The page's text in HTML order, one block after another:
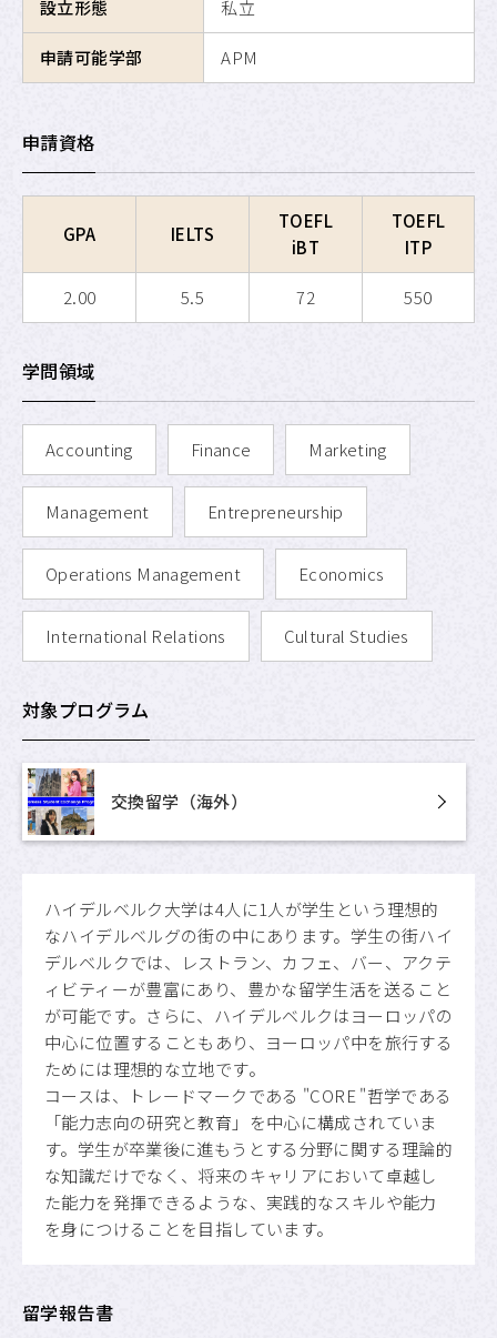
設立形態 私立
申請可能学部 APM
申請資格
GPA IELTS
TOEFL
iBT
TOEFL
ITP
2.00 5.5 72 550
学問領域
Accounting Finance Marketing
Management Entrepreneurship
Operations Management Economics
International Relations Cultural Studies
対象プログラム
交換留学（海外）
ハイデルベルク大学は4人に1人が学生という理想的
なハイデルベルグの街の中にあります。学生の街ハイ
デルベルクでは、レストラン、カフェ、バー、アクテ
ィビティーが豊富にあり、豊かな留学生活を送ること
が可能です。さらに、ハイデルベルクはヨーロッパの
中心に位置することもあり、ヨーロッパ中を旅行する
ためには理想的な立地です。
コースは、トレードマークである "CORE "哲学である
「能力志向の研究と教育」を中心に構成されていま
す。学生が卒業後に進もうとする分野に関する理論的
な知識だけでなく、将来のキャリアにおいて卓越し
た能力を発揮できるような、実践的なスキルや能力
を身につけることを目指しています。
留学報告書
APU公式Webサイト
APU 学生留学アドバイザー